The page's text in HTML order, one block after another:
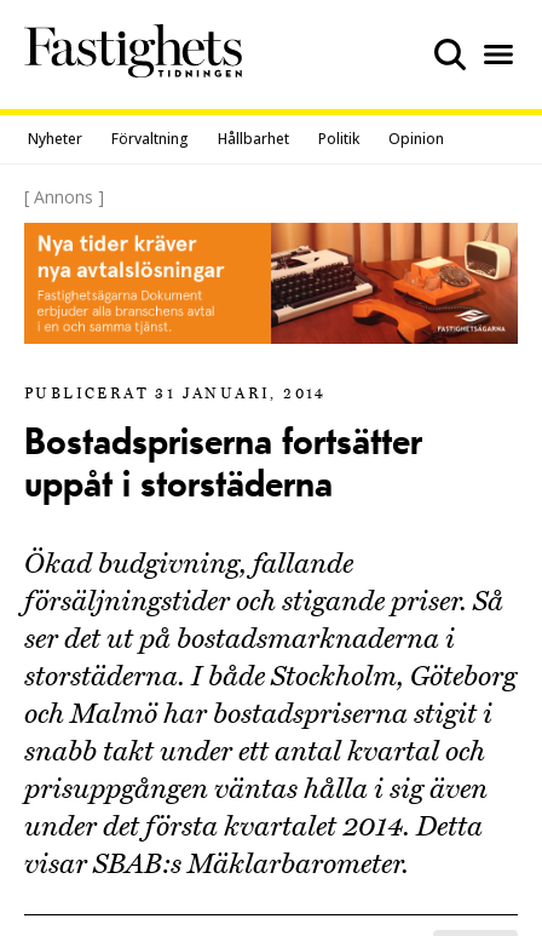
content
Nyheter Förvaltning Hållbarhet Politik Opinion
[ Annons ]
PUBLICERAT 31 JANUARI, 2014
Bostadspriserna fortsätter
uppåt i storstäderna
Ökad budgivning, fallande
försäljningstider och stigande priser. Så
ser det ut på bostadsmarknaderna i
storstäderna. I både Stockholm, Göteborg
och Malmö har bostadspriserna stigit i
snabb takt under ett antal kvartal och
prisuppgången väntas hålla i sig även
under det första kvartalet 2014. Detta
visar SBAB:s Mäklarbarometer.